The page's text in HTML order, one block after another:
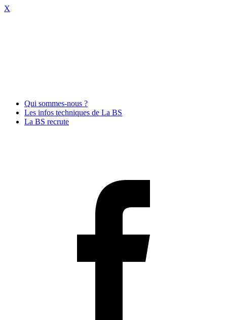
X
Qui sommes-nous ?
Les infos techniques de La BS
La BS recrute